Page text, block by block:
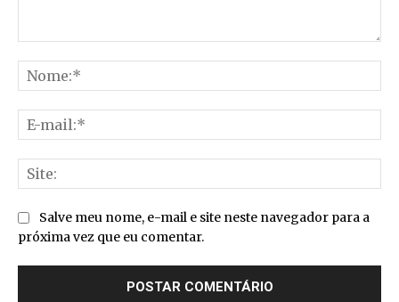
Salve meu nome, e-mail e site neste navegador para a
próxima vez que eu comentar.